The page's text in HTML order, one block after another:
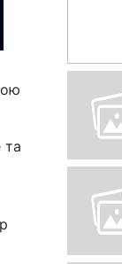
та